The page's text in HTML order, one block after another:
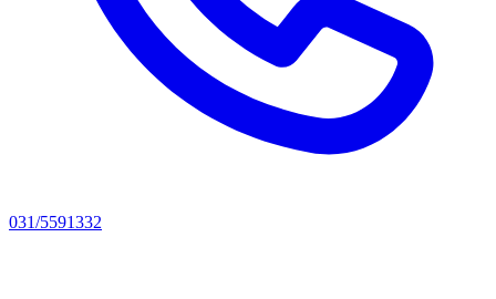
031/5591332